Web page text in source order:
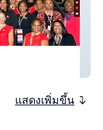
แสดงเพิ่มขึ้น